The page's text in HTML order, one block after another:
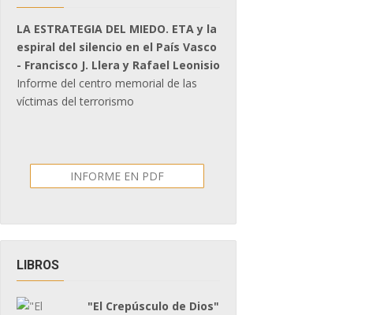
LA ESTRATEGIA DEL MIEDO. ETA y la
espiral del silencio en el País Vasco
- Francisco J. Llera y Rafael Leonisio
Informe del centro memorial de las
víctimas del terrorismo
INFORME EN PDF
LIBROS
"El Crepúsculo de Dios"